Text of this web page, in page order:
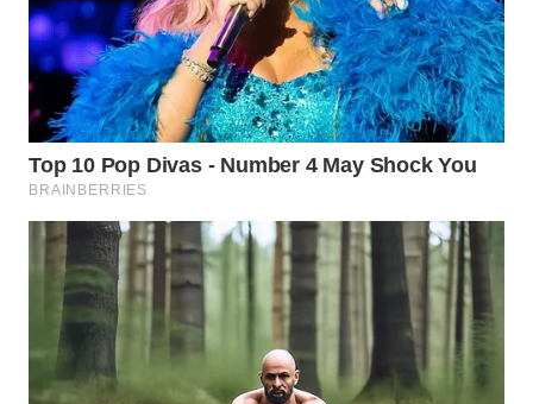
CO ID
WAHANANEWS
NET
WAHANA
SPORT
WAHANA
UMKM
WAHANA